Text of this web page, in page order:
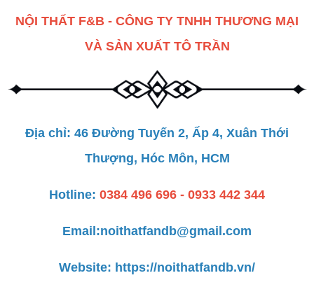
NỘI THẤT F&B - CÔNG TY TNHH THƯƠNG MẠI
VÀ SẢN XUẤT TÔ TRẦN
Địa chỉ: 46 Đường Tuyến 2, Ấp 4, Xuân Thới
Thượng, Hóc Môn, HCM
Hotline: 0384 496 696 - 0933 442 344
Email:noithatfandb@gmail.com
Website: https://noithatfandb.vn/